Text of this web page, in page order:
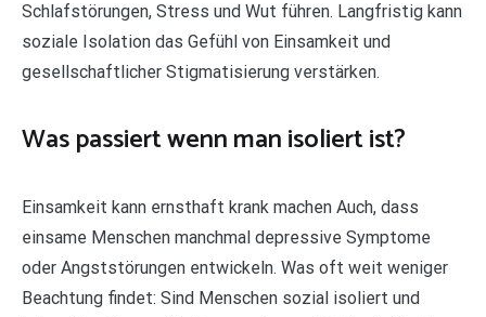
Schlafstörungen, Stress und Wut führen. Langfristig kann
soziale Isolation das Gefühl von Einsamkeit und
gesellschaftlicher Stigmatisierung verstärken.
Was passiert wenn man isoliert ist?
Einsamkeit kann ernsthaft krank machen Auch, dass
einsame Menschen manchmal depressive Symptome
oder Angststörungen entwickeln. Was oft weit weniger
Beachtung findet: Sind Menschen sozial isoliert und